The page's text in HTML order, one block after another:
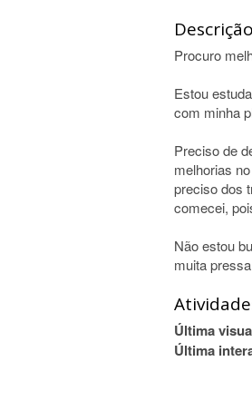
Procuro
Estou
com minha
Preciso de
melhorias
preciso dos
comecei,
Não estou
muita
Última
Última